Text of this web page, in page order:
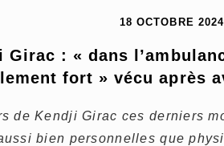
18 OCTOBRE 2024
Girac : « dans
fort » vécu après
de Kendji Girac ces derniers
bien personnelles que